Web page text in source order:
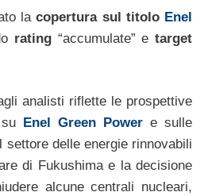
lacopertura sul titolo Enel
rating “accumulate” etarget
analisti riflette le prospettive
Enel Green Power e sulle
settore delle energie rinnovabili
di Fukushima e la decisione
alcune centrali nucleari,